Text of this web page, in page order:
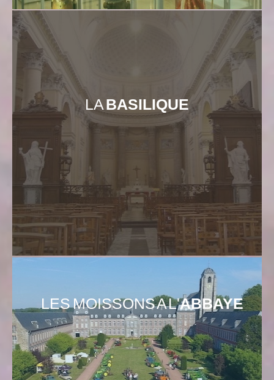
LABASILIQUE
LES MOISSONS A L'ABBAYE